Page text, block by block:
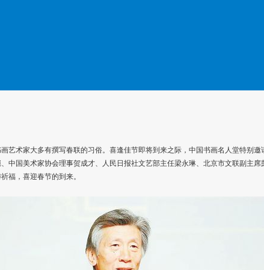
艺术家大多有撰写春联的习俗。喜逢佳节即将到来之际，中国书画名人堂特别邀
中国美术家协会理事贺成才、人民日报社文艺部主任梁永琳、北京市文联副主
福，喜迎春节的到来。